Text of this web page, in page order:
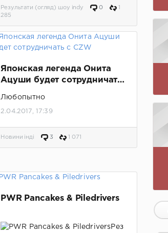
Результати (огляд) шоу indy 0
1
285
Японская легенда Онита
Ацуши будет сотрудничать
Любопытно
2.04.2017, 17:39
Новини інді 3 1 071
PWR Pancakes & Piledrivers
Рез